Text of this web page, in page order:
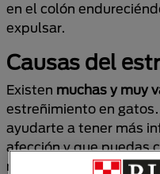
en el colón
expulsar.
Causas del
Existen muchas y muy
estreñimiento en
ayudarte a tener más
afección y que puedas
más confianza,vamos